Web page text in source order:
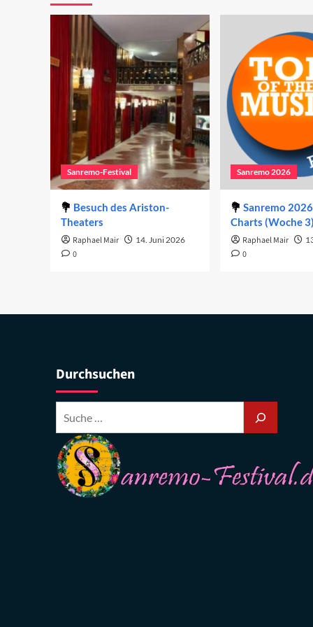
Sanremo-Festival
Besuch des Ariston-
Theaters
Raphael Mair 14. Juni 2026
0
Sanremo 2026
Sanremo
Charts (Woche 3)
Raphael Mair
0
Durchsuchen